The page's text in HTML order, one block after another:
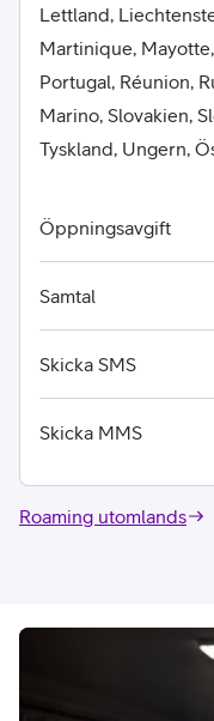
Lettland,
Martinique,
Portugal, Réunion,
Marino, Slovakien,
Tyskland, Ungern,
Öppningsavgift
Samtal
Skicka SMS
Skicka MMS
Roaming utomlands